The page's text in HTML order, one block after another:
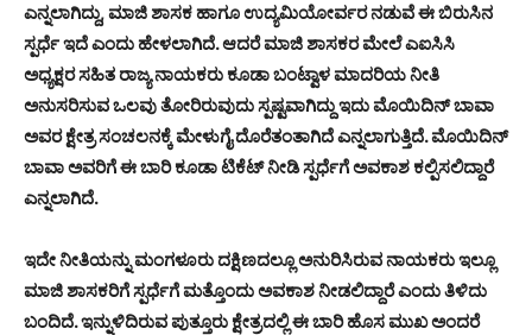
ಎನ್ನಲಾಗಿದ್ದು, ಮಾಜಿ ಶಾಸಕ ಹಾಗೂ ಉದ್ಯಮಿಯೋರ್ವರ ನಡುವೆ ಈ ಬಿರುಸಿನ
ಸ್ಪರ್ಧೆ ಇದೆ ಎಂದು ಹೇಳಲಾಗಿದೆ. ಆದರೆ ಮಾಜಿ ಶಾಸಕರ ಮೇಲೆ ಎಐಸಿಸಿ
ಅಧ್ಯಕ್ಷರ ಸಹಿತ ರಾಜ್ಯ ನಾಯಕರು ಕೂಡಾ ಬಂಟ್ವಾಳ ಮಾದರಿಯ ನೀತಿ
ಅನುಸರಿಸುವ ಒಲವು ತೋರಿರುವುದು ಸ್ಪಷ್ಟವಾಗಿದ್ದು ಇದು ಮೊಯಿದಿನ್ ಬಾವಾ
ಅವರ ಕ್ಷೇತ್ರ ಸಂಚಲನಕ್ಕೆ ಮೇಳುಗೈ ದೊರೆತಂತಾಗಿದೆ ಎನ್ನಲಾಗುತ್ತಿದೆ. ಮೊಯಿದಿನ್
ಬಾವಾ ಅವರಿಗೆ ಈ ಬಾರಿ ಕೂಡಾ ಟಿಕೆಟ್ ನೀಡಿ ಸ್ಪರ್ಧೆಗೆ ಅವಕಾಶ ಕಲ್ಪಿಸಲಿದ್ದಾರೆ
ಎನ್ನಲಾಗಿದೆ.
ಇದೇ ನೀತಿಯನ್ನು ಮಂಗಳೂರು ದಕ್ಷಿಣದಲ್ಲೂ ಅನುರಿಸಿರುವ ನಾಯಕರು ಇಲ್ಲೂ
ಮಾಜಿ ಶಾಸಕರಿಗೆ ಸ್ಪರ್ಧೆಗೆ ಮತ್ತೊಂದು ಅವಕಾಶ ನೀಡಲಿದ್ದಾರೆ ಎಂದು ತಿಳಿದು
ಬಂದಿದೆ. ಇನ್ನುಳಿದಿರುವ ಪುತ್ತೂರು ಕ್ಷೇತ್ರದಲ್ಲಿ ಈ ಬಾರಿ ಹೊಸ ಮುಖ ಅಂದರೆ